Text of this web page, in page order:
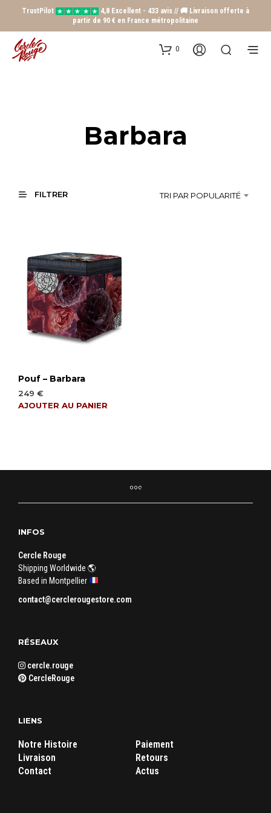
TrustPilot
4,8 Excellent - 433 avis // 🚚 Livraison offerte à
partir de 90 € en France métropolitaine
0
Barbara
FILTRER TRI PAR POPULARITÉ
Pouf – Barbara
249 €
AJOUTER AU PANIER
INFOS
Cercle Rouge
Shipping Worldwide 🌎
Based in Montpellier
contact@cerclerougestore.com
RÉSEAUX
cercle.rouge
CercleRouge
LIENS
Notre Histoire
Livraison
Contact
Paiement
Retours
Actus